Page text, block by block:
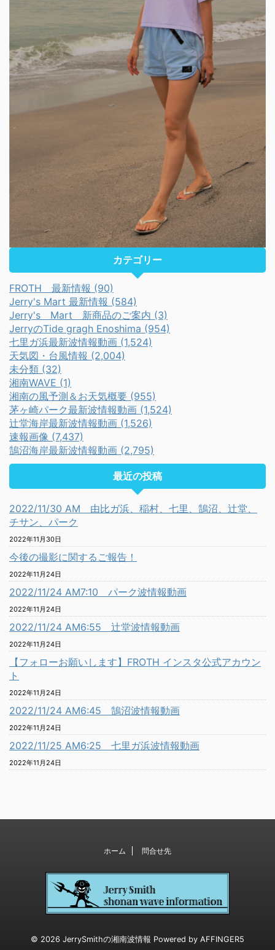
カテゴリー
FROTH 最新情報 (90)
Jerry's Mart 最新情報 (584)
Jerry's Mart 新商品のご案内 (3)
JerryのTide gragh Enoshima (954)
七里ガ浜最新波情報動画 (1,524)
天気図・台風情報 (2,004)
未分類 (32)
湘南WAVE (1)
湘南の風予測＆お天気概要 (955)
茅ヶ崎パーク最新波情報動画 (1,524)
辻堂海岸最新波情報動画 (1,526)
速報画像 (7,437)
鵠沼海岸最新波情報動画 (2,795)
最近の投稿
2022/11/30 AM 由比ガ浜、稲村、七里、鵠沼、辻堂、
チサン、パーク
2022年11月30日
今後の撮影に関するご報告！
2022年11月24日
2022/11/24 AM7:10 パーク波情報動画
2022年11月24日
2022/11/24 AM6:55 辻堂波情報動画
2022年11月24日
【フォローお願いします】FROTH インスタ公式アカウン
ト
2022年11月24日
2022/11/24 AM6:45 鵠沼波情報動画
2022年11月24日
2022/11/25 AM6:25 七里ガ浜波情報動画
2022年11月24日
ホーム 問合せ先
© 2026 JerrySmithの湘南波情報 Powered by AFFINGER5